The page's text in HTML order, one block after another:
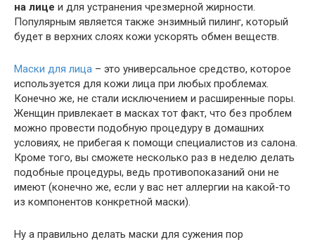
на лице и для устранения чрезмерной жирности.
Популярным является также энзимный пилинг, который
будет в верхних слоях кожи ускорять обмен веществ.
Маски для лица – это универсальное средство, которое
используется для кожи лица при любых проблемах.
Конечно же, не стали исключением и расширенные поры.
Женщин привлекает в масках тот факт, что без проблем
можно провести подобную процедуру в домашних
условиях, не прибегая к помощи специалистов из салона.
Кроме того, вы сможете несколько раз в неделю делать
подобные процедуры, ведь противопоказаний они не
имеют (конечно же, если у вас нет аллергии на какой-то
из компонентов конкретной маски).
Ну а правильно делать маски для сужения пор